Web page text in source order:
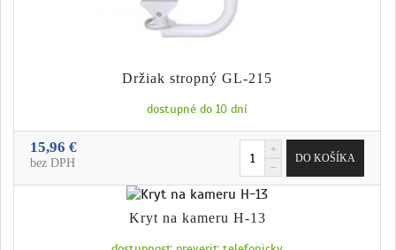
Držiak stropný GL-215
dostupné do 10 dní
15,96 €
bez DPH
Kryt na kameru H-13